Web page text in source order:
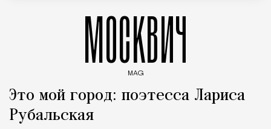
МОСКВИЧ
MAG
Это мой город: поэтесса Лариса
Рубальская